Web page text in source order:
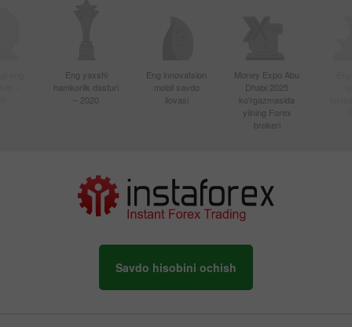
Eng yaxshi
hamkorlik dasturi
– 2020
Eng innovatsion
mobil savdo
ilovasi
Money Expo Abu
Dhabi 2025
ko'rgazmasida
yilning Forex
brokeri
Savdo hisobini ochish